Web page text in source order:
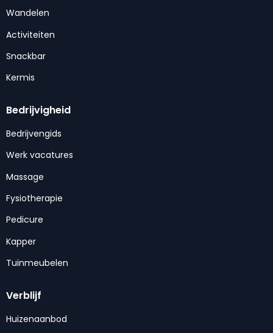
Wandelen
Activiteiten
Snackbar
Kermis
Bedrijvigheid
Bedrijvengids
Werk vacatures
Massage
Fysiotherapie
Pedicure
Kapper
Tuinmeubelen
Verblijf
Huizenaanbod